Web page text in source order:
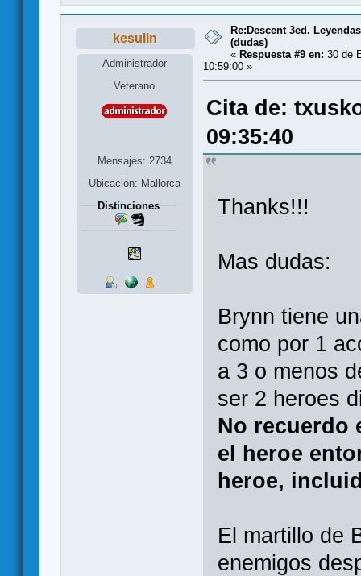
kesulin
Administrador
Veterano
Mensajes: 2734
Ubicación: Mallorca
Distinciones
Re:Descent 3ed.
(dudas)
« Respuesta #9 en: 30 de
10:59:00 »
Cita de:
09:35:40
Thanks!!!
Mas dudas:
Brynn tiene
como por 1
a 3 o menos
ser 2 heroes
No recuerdo
el heroe
heroe,
El martillo de
enemigos